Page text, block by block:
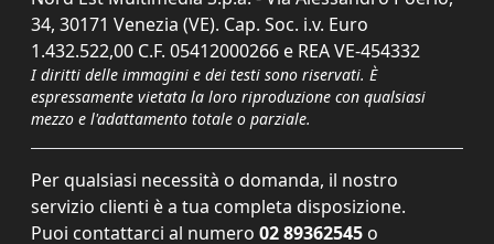
34, 30171 Venezia (VE). Cap. Soc. i.v. Euro
1.432.522,00 C.F. 05412000266 e REA VE-454332
I diritti delle immagini e dei testi sono riservati. È
espressamente vietata la loro riproduzione con qualsiasi
mezzo e l'adattamento totale o parziale.
Per qualsiasi necessità o domanda, il nostro
servizio clienti è a tua completa disposizione.
Puoi contattarci al numero 02 89362545 o